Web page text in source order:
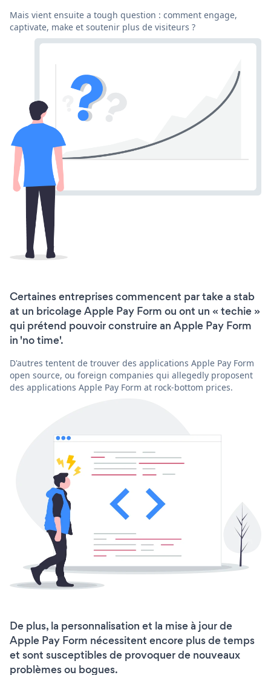
Mais vient ensuite a tough question : comment engage,
captivate, make et soutenir plus de visiteurs ?
Certaines entreprises commencent par take a stab
at un bricolage Apple Pay Form ou ont un « techie »
qui prétend pouvoir construire an Apple Pay Form
in 'no time'.
D'autres tentent de trouver des applications Apple Pay Form
open source, ou foreign companies qui allegedly proposent
des applications Apple Pay Form at rock-bottom prices.
De plus, la personnalisation et la mise à jour de
Apple Pay Form nécessitent encore plus de temps
et sont susceptibles de provoquer de nouveaux
problèmes ou bogues.